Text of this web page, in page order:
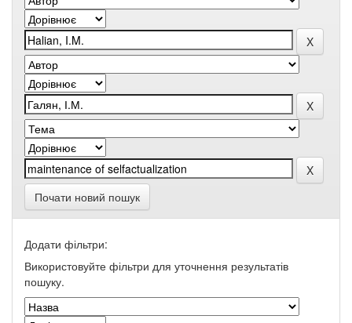
Почати новий пошук
Додати фільтри:
Використовуйте фільтри для уточнення результатів
пошуку.